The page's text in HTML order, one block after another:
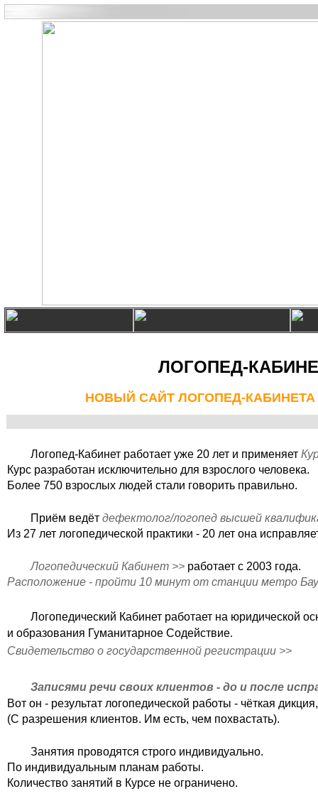
ЛОГОПЕД-
НОВЫЙ САЙТ ЛОГОПЕД-КАБИНЕТА
Логопед-Кабинет работает уже 20 лет и применяет
Курс разработан исключительно для взрослого человека.
Более 750 взрослых людей стали говорить правильно.
Приём ведёт дефектолог/логопед высшей
Из 27 лет логопедической практики - 20 лет она
Логопедический Кабинет >> работает с 2003 года.
Расположение - пройти 10 минут от станции метро
Логопедический Кабинет работает на юридической
и образования Гуманитарное Содействие.
Свидетельство о государственной регистрации >>
Записями речи своих клиентов - до и после
Вот он - результат логопедической работы - чёткая
(С разрешения клиентов. Им есть, чем похвастать).
Занятия проводятся строго индивидуально.
По индивидуальным планам работы.
Количество занятий в Курсе не ограничено.